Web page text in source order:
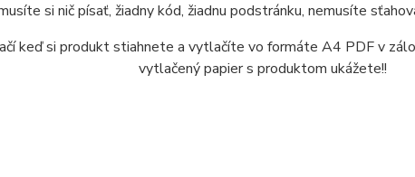
si nič písať, žiadny kód, žiadnu podstránku, nemusíte
keď si produkt stiahnete a vytlačíte vo formáte A4 PDF v
vytlačený papier s produktom ukážete!!